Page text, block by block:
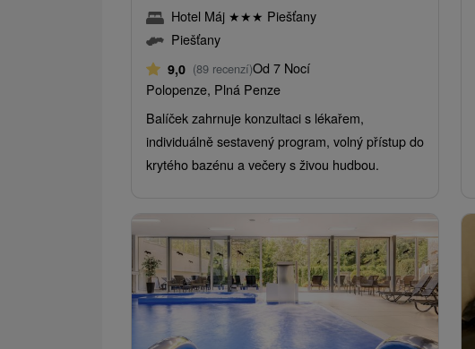
Hotel Máj ★★★ Piešťany
Piešťany
9,0 (89 recenzí)Od 7 Nocí
Polopenze, Plná Penze
Balíček zahrnuje konzultaci s lékařem,
individuálně sestavený program, volný přístup do
krytého bazénu a večery s živou hudbou.